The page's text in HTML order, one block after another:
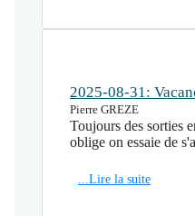
2025-08-31:
Pierre GREZE
Toujours des sorties
oblige on essaie de
...Lire la suite